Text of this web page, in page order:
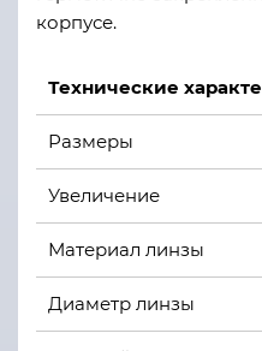
корпусе.
Технические
Размеры
Увеличение
Материал линзы
Диаметр линзы